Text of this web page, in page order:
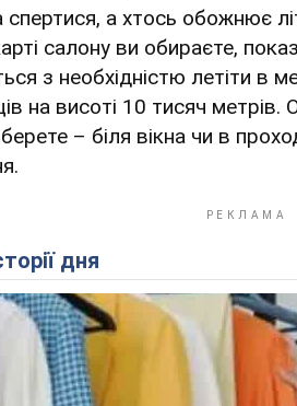
а хтось обожнює
салону ви обираєте,
з необхідністю летіти в
на висоті 10 тисяч
– біля вікна чи в
дня